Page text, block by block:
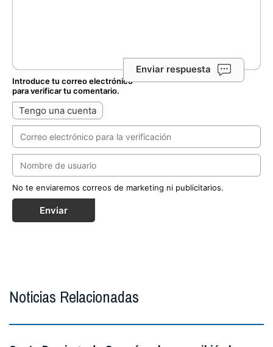
Enviar respuesta
Introduce tu correo electrónico
para verificar tu comentario.
Tengo una cuenta
No te enviaremos correos de marketing ni publicitarios.
Enviar
Noticias Relacionadas